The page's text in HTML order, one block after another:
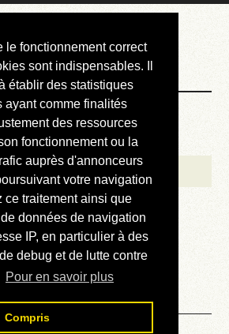
le fonctionnement correct
sont indispensables. Il
établir des statistiques
ayant comme finalités
des ressources
fonctionnement ou la
auprès d'annonceurs
votre navigation
ce traitement ainsi que
données de navigation
IP, en particulier à des
debug et de lutte contre
Pour en savoir plus
Compris
LE »